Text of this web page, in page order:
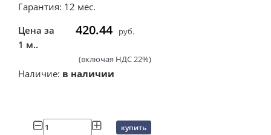
Гарантия: 12 мес.
Цена за
1 м..
420.44 руб.
(включая НДС 22%)
Наличие: в наличии
купить